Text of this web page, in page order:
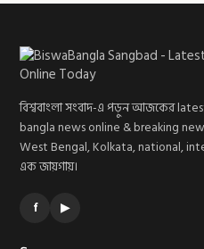
বিশ্ববাংলা সংবাদ-এ পড়ুন আজকের
bangla news online & breaking
West Bengal, Kolkata, national,
এক জায়গায়।
f ▶